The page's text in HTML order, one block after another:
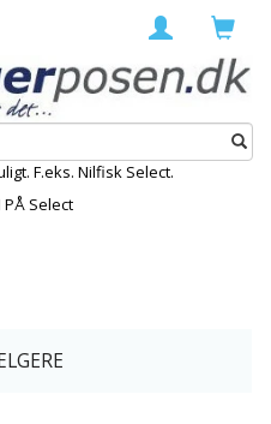
F.eks. Nilfisk Select.
PÅ Select